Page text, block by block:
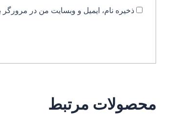
ذخیره نام، ایمیل و وبسایت من در
محصولات مرتبط